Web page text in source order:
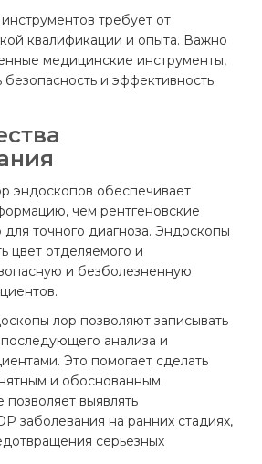
требует от
квалификации и опыта. Важно
медицинские инструменты,
и эффективность
эндоскопов обеспечивает
чем рентгеновские
точного диагноза. Эндоскопы
цвет отделяемого и
и безболезненную
лор позволяют записывать
анализа и
Это помогает сделать
и обоснованным.
выявлять
заболевания на ранних стадиях,
серьезных